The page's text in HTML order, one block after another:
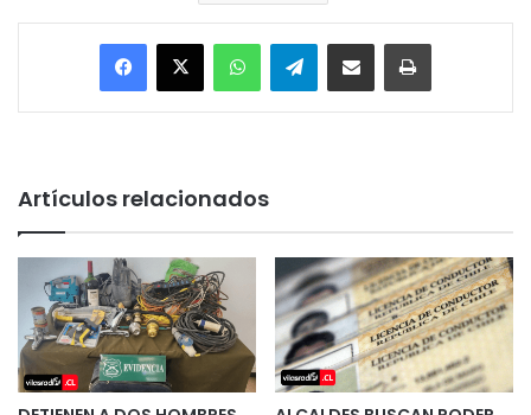
Facebook
X WhatsAppTelegramEnviar vía email Imprimir
Artículos relacionados